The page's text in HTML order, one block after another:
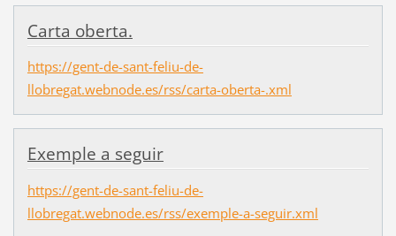
Carta oberta.
https://gent-de-sant-feliu-de-
llobregat.webnode.es/rss/carta-oberta-.xml
Exemple a seguir
https://gent-de-sant-feliu-de-
llobregat.webnode.es/rss/exemple-a-seguir.xml